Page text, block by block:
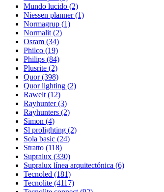
Mundo lucido (2)
Niessen planner (1)
Normagrup (1)
Normalit (2)
Osram (34)
Philco (19)
Philips (84)
Plusrite (2)
Quor (398)
Quor lighting (2)
Rawelt (12)
Rayhunter (3)
Rayhunters (2)
Simon (4)
Sl prolighting (2)
Sola basic (24)
Stratto (118)
Supralux (330)
Supralux línea arquitectónica (6)
Tecnoled (181)
Tecnolite (4117)